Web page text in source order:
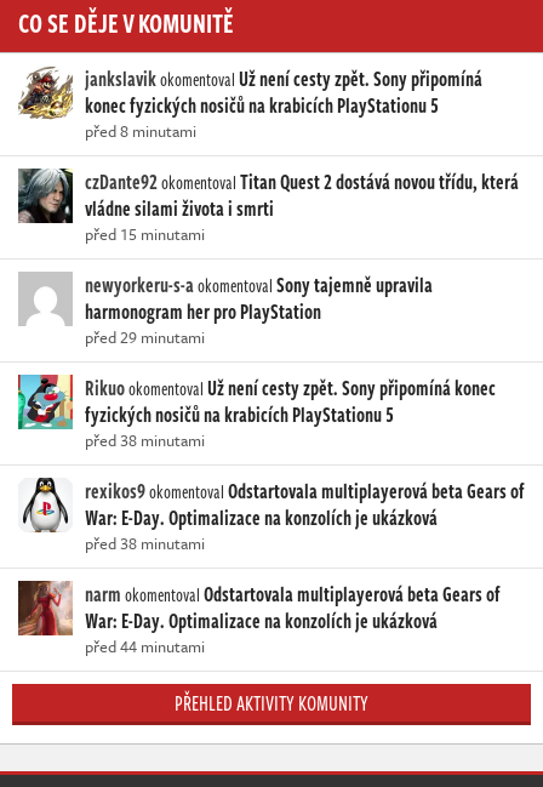
CO SE DĚJE V KOMUNITĚ
jankslavikokomentovalUž není cesty zpět. Sony připomíná
konec fyzických nosičů na krabicích PlayStationu 5
před 8 minutami
czDante92okomentovalTitan Quest 2 dostává novou třídu, která
vládne silami života i smrti
před 15 minutami
newyorkeru-s-aokomentovalSony tajemně upravila
harmonogram her pro PlayStation
před 29 minutami
RikuookomentovalUž není cesty zpět. Sony připomíná konec
fyzických nosičů na krabicích PlayStationu 5
před 38 minutami
rexikos9okomentovalOdstartovala multiplayerová beta Gears of
War: E-Day. Optimalizace na konzolích je ukázková
před 38 minutami
narmokomentovalOdstartovala multiplayerová beta Gears of
War: E-Day. Optimalizace na konzolích je ukázková
před 44 minutami
PŘEHLED AKTIVITY KOMUNITY